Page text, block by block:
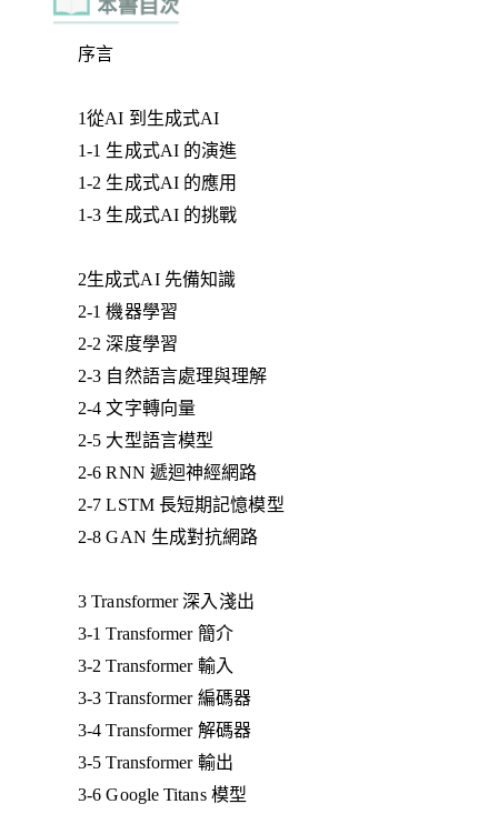
序言
1從AI 到生成式AI
1-1 生成式AI 的演進
1-2 生成式AI 的應用
1-3 生成式AI 的挑戰
2生成式AI 先備知識
2-1 機器學習
2-2 深度學習
2-3 自然語言處理與理解
2-4 文字轉向量
2-5 大型語言模型
2-6 RNN 遞迴神經網路
2-7 LSTM 長短期記憶模型
2-8 GAN 生成對抗網路
3 Transformer 深入淺出
3-1 Transformer 簡介
3-2 Transformer 輸入
3-3 Transformer 編碼器
3-4 Transformer 解碼器
3-5 Transformer 輸出
3-6 Google Titans 模型